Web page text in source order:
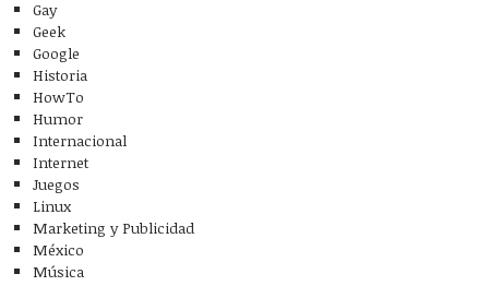
Gay
Geek
Google
Historia
HowTo
Humor
Internacional
Internet
Juegos
Linux
Marketing y Publicidad
México
Música